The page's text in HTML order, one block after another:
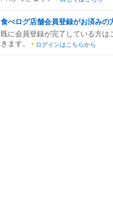
食べログ店舗会員登録がお済みの
既に会員登録が完了している方は
きます。
ログインはこちらから